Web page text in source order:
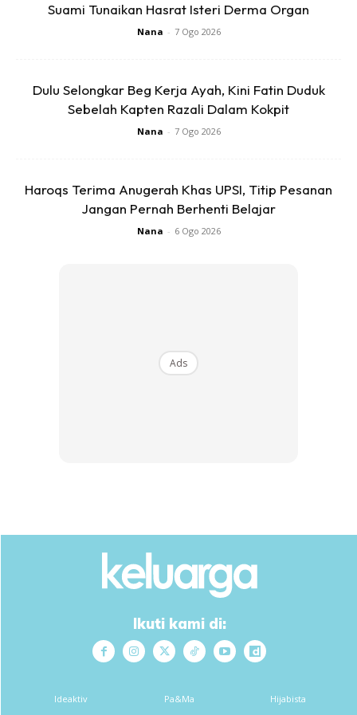
Keadaan talian yang agak terganggu itu membuatkan Amin
anaknya sendiri yang berada di sekolah berasrama.
A Post Shared By Amin Idris (@amin_idris)
Suami Tunaikan Hasrat Isteri Derma Organ
Nana - 7 Ogo 2026
Dulu Selongkar Beg Kerja Ayah, Kini Fatin Duduk
Sebelah Kapten Razali Dalam Kokpit
Nana - 7 Ogo 2026
Haroqs Terima Anugerah Khas UPSI, Titip Pesanan
Jangan Pernah Berhenti Belajar
Nana - 6 Ogo 2026
Ads
Ikuti kami di:
Ideaktiv Pa&Ma Hijabista